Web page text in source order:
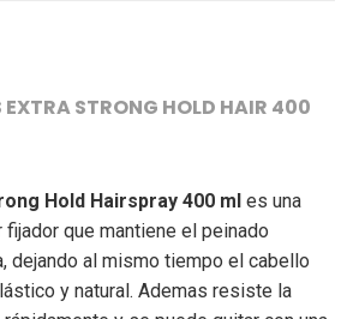
EXTRA STRONG HOLD HAIR 400
Hold Hairspray 400 ml es una
fijador que mantiene el peinado
dejando al mismo tiempo el cabello
y natural. Ademas resiste la